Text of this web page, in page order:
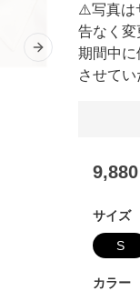
Next slide
⚠️写真は
告なく変
期間中
させてい
9,880
サイズ
S
カラー